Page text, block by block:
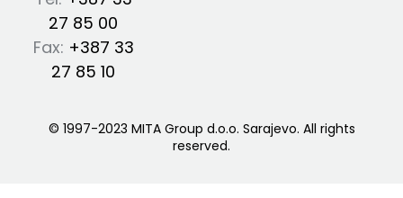
27 85 00
Fax: +387 33
27 85 10
© 1997-2023 MITA Group d.o.o. Sarajevo. All rights
reserved.